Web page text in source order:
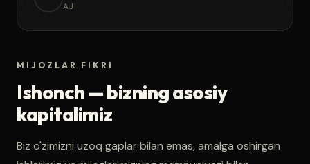
AJ
MIJOZLAR FIKRI
Ishonch — bizning asosiy
kapitalimiz
Biz o'zimizni uzoq gaplar bilan emas, amalga oshirgan